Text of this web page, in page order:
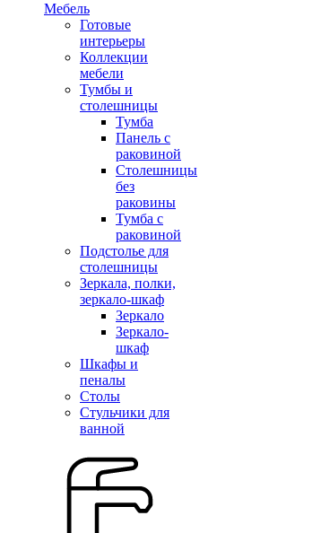
Мебель
Готовые
интерьеры
Коллекции
мебели
Тумбы и
столешницы
Тумба
Панель с
раковиной
Столешницы
без
раковины
Тумба с
раковиной
Подстолье для
столешницы
Зеркала, полки,
зеркало-шкаф
Зеркало
Зеркало-
шкаф
Шкафы и
пеналы
Столы
Стульчики для
ванной